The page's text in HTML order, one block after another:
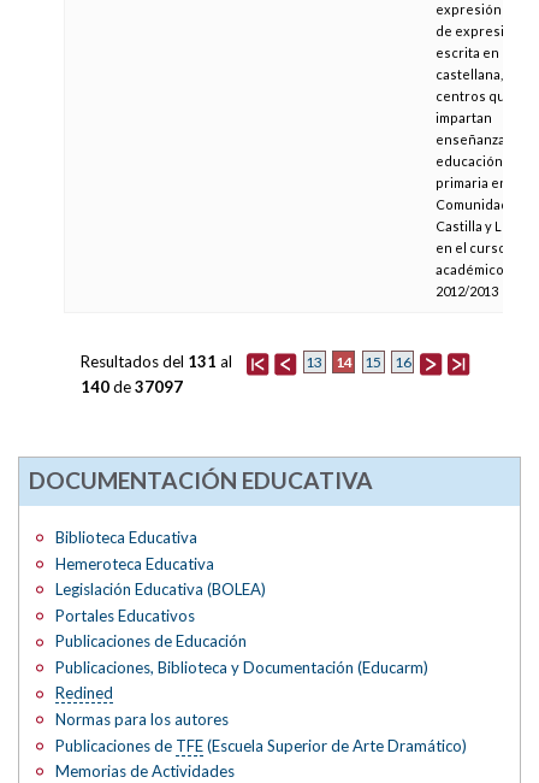
expresión oral y
de expresión
escrita en
castellana, en
centros que
impartan
enseñanzas de
educación
primaria en la
Comunidad de
Castilla y León,
en el curso
académico
2012/2013
13 14 15 16
Resultados del 131 al
140de37097
DOCUMENTACIÓN EDUCATIVA
Biblioteca Educativa
Hemeroteca Educativa
Legislación Educativa (BOLEA)
Portales Educativos
Publicaciones de Educación
Publicaciones, Biblioteca y Documentación (Educarm)
Redined
Normas para los autores
Publicaciones de TFE(Escuela Superior de Arte Dramático)
Memorias de Actividades